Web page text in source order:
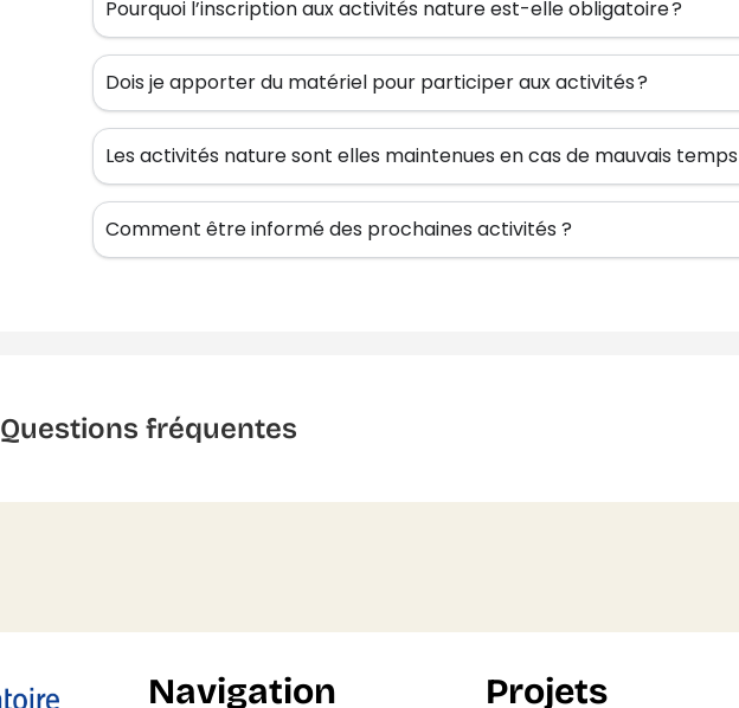
Pourquoi l’inscription aux activités nature est-elle obligatoire ?
Dois je apporter du matériel pour participer aux activités ?
Les activités nature sont elles maintenues en cas de mauvais temps
Comment être informé des prochaines activités ?
Questions fréquentes
Navigation Projets